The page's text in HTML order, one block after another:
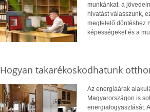
munkánkat, a
hivatást válasszunk,
megfelelő döntéshez
képességeket és a
Hogyan takarékoskodhatunk
Az energiaárak
Magyarországon is
energiafogyasztását.